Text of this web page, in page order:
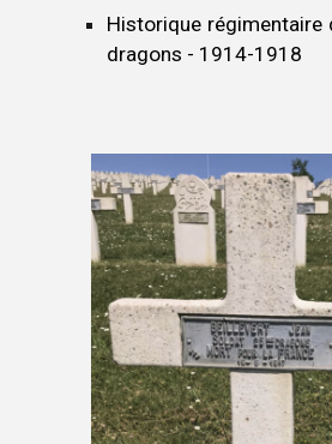
Historique régimentaire
dragons - 1914-1918